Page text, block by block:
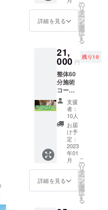
栃木市
2-21-
19 五
施術の
有効期
限は
2023年
2月28日
になり
ます。
※法令に
基づく
医療、
診療行
為では
ござい
ませ
ん。 効
個人差
がござ
為では
ござい
ませ
がござ
います
ことを
予めご
了承く
ださ
い。
グ期間
の前後
の回復
ピも配
信させ
て頂い
てお
り、女
性から
も好評
をいた
だいて
おりま
す。 ●1
日or半
日ファ
スティ
ング体
験セッ
ト ファ
を60分
ご提供
させて
いただ
きま
プロの
ほぐし
での施
術60分
コース
ご提供
させて
いただ
きま
す。 通
常価格
15,900
→14,00
0円で受
けれ、
1,900円
詳細を見る
の
リ
タ
ー
ン
を
選
択
す
る
21,
000 円
残り10
整体60
分施術
コース
【5回分
回数
券】 ●
プロの
ほぐし
での施
術60分
コース
【5回分
券】ご
提供さ
せてい
ただき
支援
者：
10人
お届
け予
定：
2023
年01
月
詳細を見る
こ
の
リ
タ
ー
ン
を
選
択
す
る